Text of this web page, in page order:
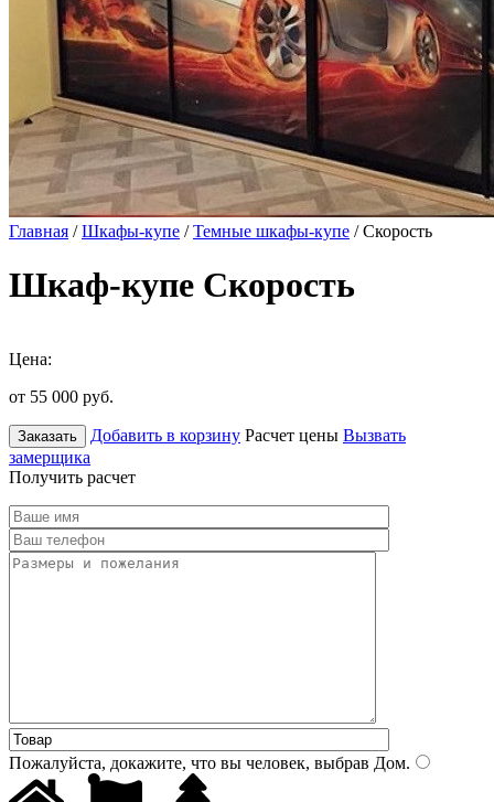
Главная /Шкафы-купе /Темные шкафы-купе / Скорость
Шкаф-купе Скорость
Цена:
от 55 000 руб.
Заказать Добавить в корзину Расчет цены Вызвать
замерщика
Получить расчет
Пожалуйста, докажите, что вы человек, выбрав Дом.